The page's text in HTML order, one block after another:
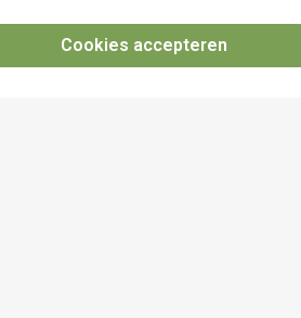
Cookies accepteren